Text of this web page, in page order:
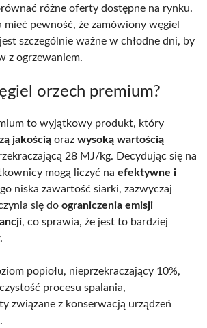
różne oferty dostępne na rynku.
mieć pewność, że zamówiony węgiel
szczególnie ważne w chłodne dni, by
z ogrzewaniem.
orzech premium?
to wyjątkowy produkt, który
jakością oraz wysoką wartością
28 MJ/kg. Decydując się na
mogą liczyć na efektywne i
niska zawartość siarki, zazwyczaj
się do ograniczenia emisji
, co sprawia, że jest to bardziej
popiołu, nieprzekraczający 10%,
procesu spalania,
związane z konserwacją urządzeń